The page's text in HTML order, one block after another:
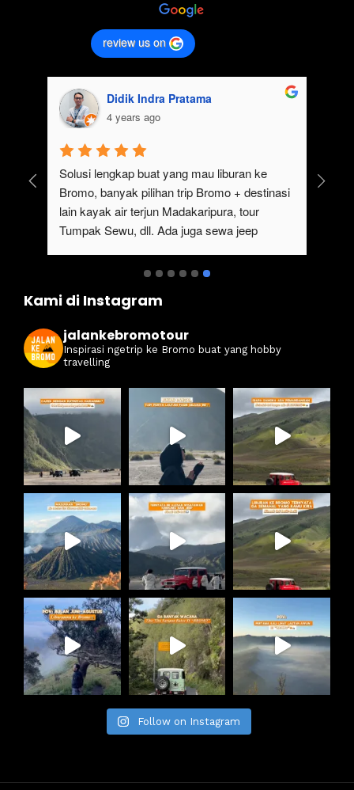
review us on
Didik Indra Pratama
4 years ago
Solusi lengkap buat yang mau liburan ke
Bromo, banyak pilihan trip Bromo + destinasi
lain kayak air terjun Madakaripura, tour
Tumpak Sewu, dll. Ada juga sewa jeep
Kami di Instagram
jalankebromotour
Inspirasi ngetrip ke Bromo buat yang hobby
travelling
Follow on Instagram